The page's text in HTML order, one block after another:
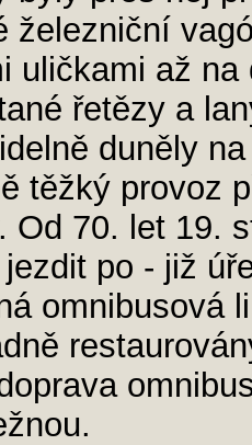
železniční
uličkami až
řetězy a
duněly
těžký provoz
Od 70. let 19.
po - již
omnibusová